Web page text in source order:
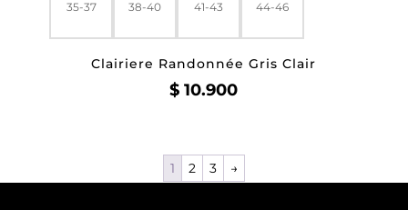
35-37 38-40 41-43 44-46
Clairiere Randonnée Gris Clair
$ 10.900
1 2 3 →